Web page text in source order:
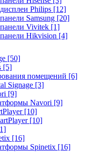
Philips [12]
Samsung [20]
Vivitek [1]
Hikvision [4]
[50]
[5]
помещений [6]
Signage [3]
[9]
Navori [9]
[10]
[10]
[16]
Spinetix [16]